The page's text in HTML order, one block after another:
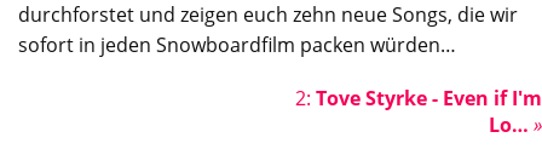
durchforstet und zeigen euch zehn neue Songs, die wir
sofort in jeden Snowboardfilm packen würden…
2: Tove Styrke - Even if I'm
Lo… »